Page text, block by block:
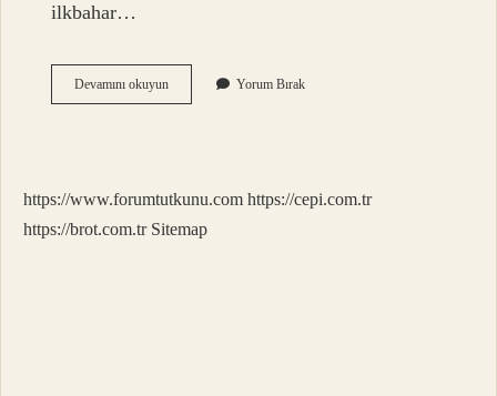
ilkbahar…
Devamını okuyunBozcaada
Pazarı
Yorum Bırak
https://www.forumtutkunu.com https://cepi.com.tr
https://brot.com.tr Sitemap